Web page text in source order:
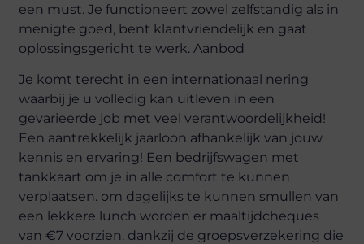
een must. Je functioneert zowel zelfstandig als in
menigte goed, bent klantvriendelijk en gaat
oplossingsgericht te werk. Aanbod
Je komt terecht in een internationaal nering
waarbij je u volledig kan uitleven in een
gevarieerde job met veel verantwoordelijkheid!
Een aantrekkelijk jaarloon afhankelijk van jouw
kennis en ervaring! Een bedrijfswagen met
tankkaart om je in alle comfort te kunnen
verplaatsen. om dagelijks te kunnen smullen van
een lekkere lunch worden er maaltijdcheques
van €7 voorzien. dankzij de groepsverzekering die